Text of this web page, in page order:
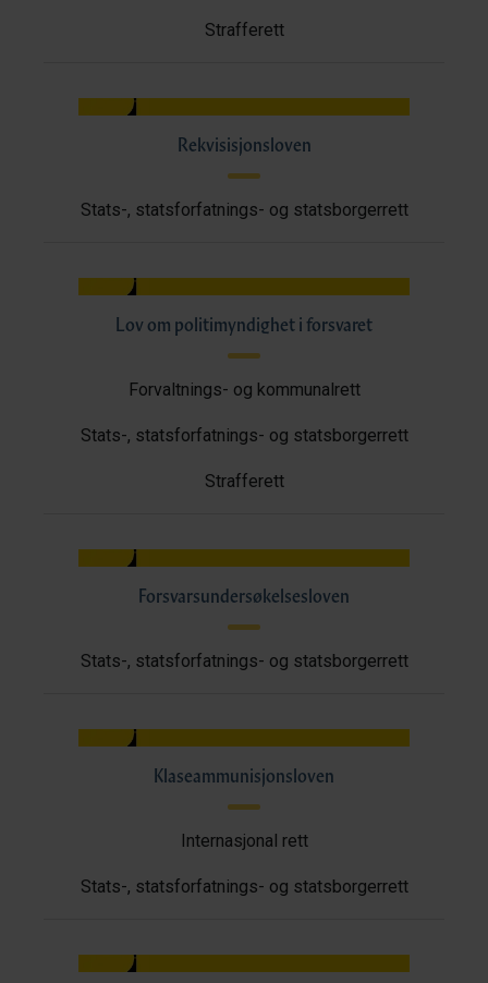
Strafferett
Rekvisisjonsloven
Stats-, statsforfatnings- og statsborgerrett
Lov om politimyndighet i forsvaret
Forvaltnings- og kommunalrett
Stats-, statsforfatnings- og statsborgerrett
Strafferett
Forsvarsundersøkelsesloven
Stats-, statsforfatnings- og statsborgerrett
Klaseammunisjonsloven
Internasjonal rett
Stats-, statsforfatnings- og statsborgerrett